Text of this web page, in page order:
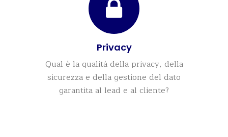
Privacy
Qual è la qualità della privacy, della
sicurezza e della gestione del dato
garantita al lead e al cliente?